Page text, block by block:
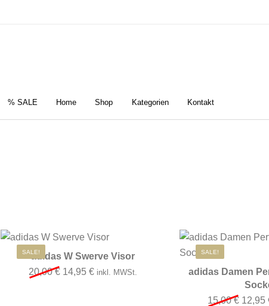
% SALE Home Shop Kategorien Kontakt
SALE!adidas W Swerve Visor
20,00€ Ursprünglicher Preis war: 20,00 €
14,95 €Aktueller Preis ist: 14,95 €.
inkl. MWSt.
SALE!
adidas Damen
15,00€ 12,95